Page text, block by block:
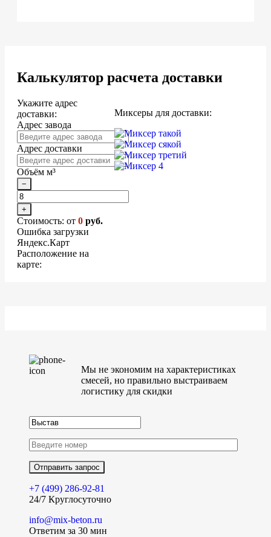
Калькулятор расчета доставки
Укажите адрес
доставки:
Адрес завода
Адрес доставки
Объём м³
−
+
Стоимость: от 0 руб.
Ошибка загрузки
Яндекс.Карт
Расположение на
карте:
Миксеры для доставки:
Мы не экономим на характеристиках
смесей, но правильно выстраиваем
логистику для скидки
+7 (499) 286-92-81
24/7 Круглосуточно
info@mix-beton.ru
Ответим за 30 мин